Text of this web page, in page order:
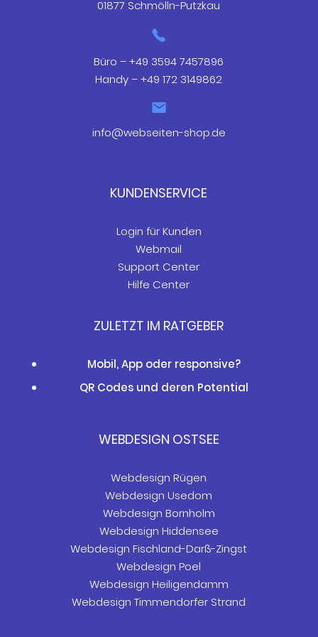
01877 Schmölln-Putzkau
Büro – +49 3594 7457896
Handy – +49 172 3149862
info@webseiten-shop.de
KUNDENSERVICE
Login für Kunden
Webmail
Support Center
Hilfe Center
ZULETZT IM RATGEBER
Mobil, App oder responsive?
QR Codes und deren Potential
WEBDESIGN OSTSEE
Webdesign Rügen
Webdesign Usedom
Webdesign Bornholm
Webdesign Hiddensee
Webdesign Fischland-Darß-Zingst
Webdesign Poel
Webdesign Heiligendamm
Webdesign Timmendorfer Strand